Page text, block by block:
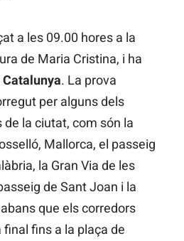
a les 09.00 hores a la
de Maria Cristina, i ha
Catalunya. La prova
per alguns dels
la ciutat, com són la
Mallorca, el passeig
la Gran Via de les
de Sant Joan i la
que els corredors
fins a la plaça de